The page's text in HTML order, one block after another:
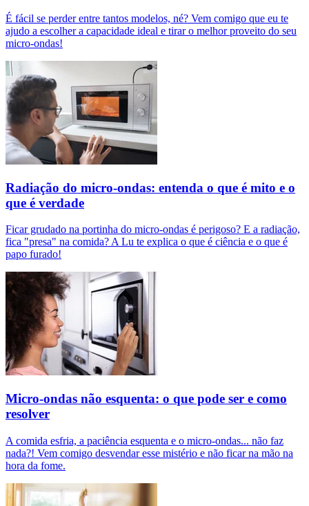
É fácil se perder entre tantos modelos, né? Vem comigo que eu te
ajudo a escolher a capacidade ideal e tirar o melhor proveito do seu
micro-ondas!
Radiação do micro-ondas: entenda o que é mito e o
que é verdade
Ficar grudado na portinha do micro-ondas é perigoso? E a radiação,
fica "presa" na comida? A Lu te explica o que é ciência e o que é
papo furado!
Micro-ondas não esquenta: o que pode ser e como
resolver
A comida esfria, a paciência esquenta e o micro-ondas... não faz
nada?! Vem comigo desvendar esse mistério e não ficar na mão na
hora da fome.